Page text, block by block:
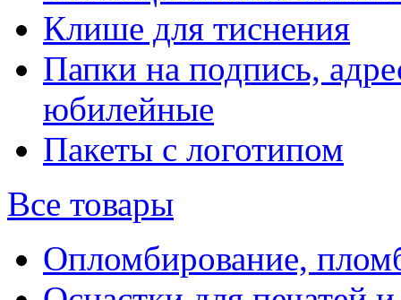
Клише для тиснения
Папки на подпись,
юбилейные
Пакеты с логотипом
Все товары
Опломбирование,